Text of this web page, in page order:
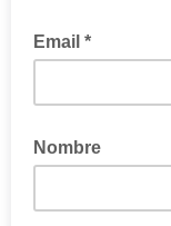
Email *
Nombre